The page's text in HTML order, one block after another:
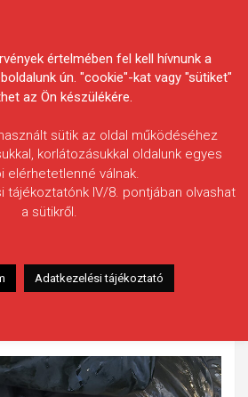
Szövetsége
János
kg / 52 cm
értelmében fel kell hívnunk a
ún. "cookie"-kat vagy "sütiket"
az Ön készülékére.
sütik az oldal működéséhez
korlátozásukkal oldalunk egyes
elérhetetlenné válnak.
tájékoztatónk IV/8. pontjában olvashat
a sütikről.
Adatkezelési tájékoztató